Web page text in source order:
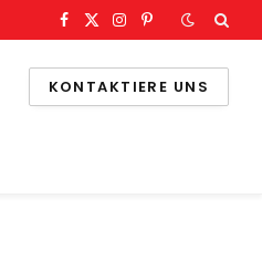
Facebook
X
Instagram
Pinterest
KONTAKTIERE UNS